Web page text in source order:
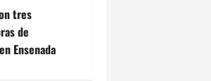
tres
de
Ensenada